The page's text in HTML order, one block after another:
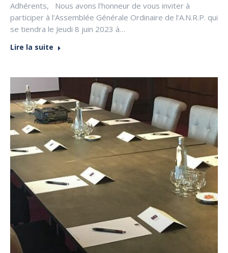
Adhérents, Nous avons l’honneur de vous inviter à
participer à l’Assemblée Générale Ordinaire de l’A.N.R.P. qui
se tiendra le Jeudi 8 juin 2023 à…
Lire la suite